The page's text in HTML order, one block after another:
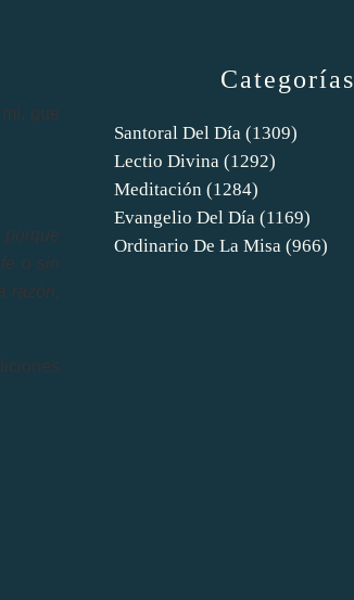
que
o sin
razón,
Categorías
Santoral Del Día (1309)
Lectio Divina (1292)
Meditación (1284)
Evangelio Del Día (1169)
Ordinario De La Misa (966)